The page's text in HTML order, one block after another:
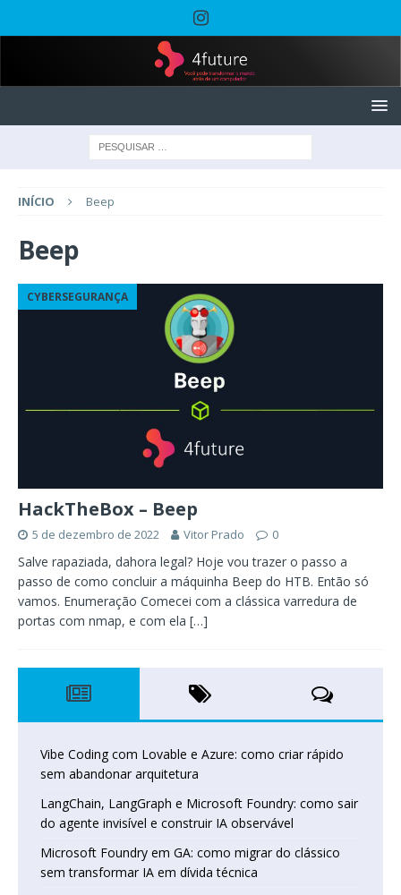
INÍCIO Beep
Beep
CYBERSEGURANÇA
HackTheBox – Beep
5 de dezembro de 2022 Vitor Prado 0
Salve rapaziada, dahora legal? Hoje vou trazer o passo a
passo de como concluir a máquinha Beep do HTB. Então só
vamos. Enumeração Comecei com a clássica varredura de
portas com nmap, e com ela […]
Vibe Coding com Lovable e Azure: como criar rápido
sem abandonar arquitetura
LangChain, LangGraph e Microsoft Foundry: como sair
do agente invisível e construir IA observável
Microsoft Foundry em GA: como migrar do clássico
sem transformar IA em dívida técnica